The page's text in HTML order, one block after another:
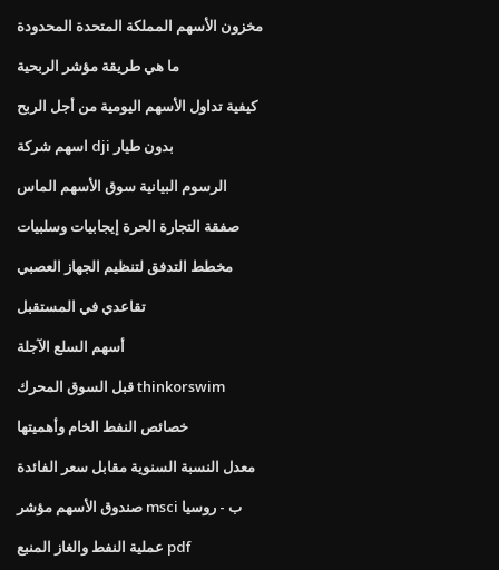
مخزون الأسهم المملكة المتحدة المحدودة
ما هي طريقة مؤشر الربحية
كيفية تداول الأسهم اليومية من أجل الربح
اسهم شركة dji بدون طيار
الرسوم البيانية سوق الأسهم الماس
صفقة التجارة الحرة إيجابيات وسلبيات
مخطط التدفق لتنظيم الجهاز العصبي
تقاعدي في المستقبل
أسهم السلع الآجلة
قبل السوق المحرك thinkorswim
خصائص النفط الخام وأهميتها
معدل النسبة السنوية مقابل سعر الفائدة
صندوق الأسهم مؤشر msci ب - روسيا
عملية النفط والغاز المنبع pdf